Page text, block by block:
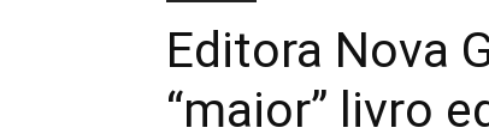
Editora Nova
“maior” livro